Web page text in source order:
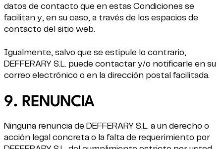
datos de contacto que en estas Condiciones se
facilitan y, en su caso, a través de los espacios de
contacto del sitio web.
Igualmente, salvo que se estipule lo contrario,
DEFFERARY S.L. puede contactar y/o notificarle en su
correo electrónico o en la dirección postal facilitada.
9. RENUNCIA
Ninguna renuncia de DEFFERARY S.L. a un derecho o
acción legal concreta o la falta de requerimiento por